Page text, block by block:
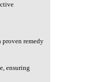
proven remedy
ensuring